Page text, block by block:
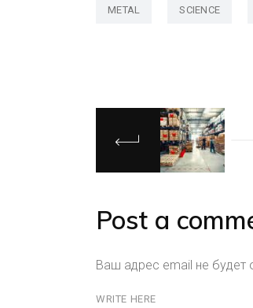
METAL SCIENCE
Post a
Ваш адрес email не будет